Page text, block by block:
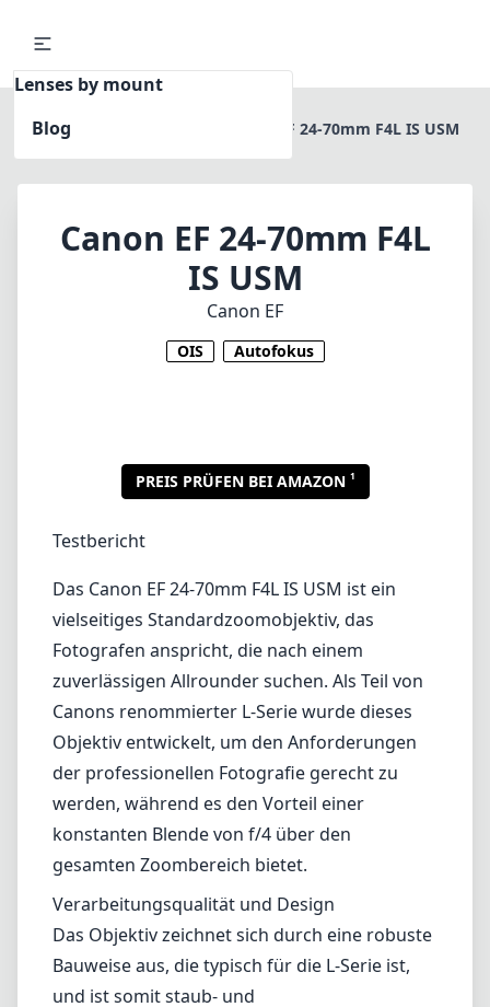
Lenses by mount
Blog
Home Canon EF 24-70mm F4L IS USM
Canon EF 24-70mm F4L
IS USM
Canon EF
OIS Autofokus
PREIS PRÜFEN BEI AMAZON
Das Canon EF 24-70mm F4L IS USM ist ein
vielseitiges Standardzoomobjektiv, das
Fotografen anspricht, die nach einem
zuverlässigen Allrounder suchen. Als Teil von
Canons renommierter L-Serie wurde dieses